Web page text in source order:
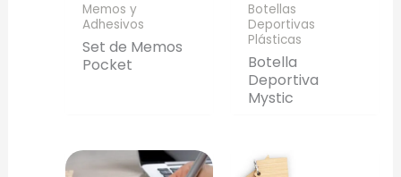
Memos y
Adhesivos
Set de Memos
Pocket
Botellas
Deportivas
Plásticas
Botella
Deportiva
Mystic